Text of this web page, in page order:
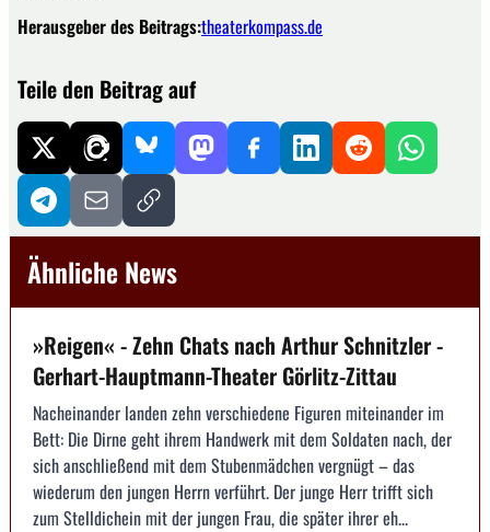
Herausgeber des Beitrags:theaterkompass.de
Teile den Beitrag auf
Ähnliche News
»Reigen« - Zehn Chats nach Arthur Schnitzler -
Gerhart-Hauptmann-Theater Görlitz-Zittau
Nacheinander landen zehn verschiedene Figuren miteinander im
Bett: Die Dirne geht ihrem Handwerk mit dem Soldaten nach, der
sich anschließend mit dem Stubenmädchen vergnügt – das
wiederum den jungen Herrn verführt. Der junge Herr trifft sich
zum Stelldichein mit der jungen Frau, die später ihrer eh...